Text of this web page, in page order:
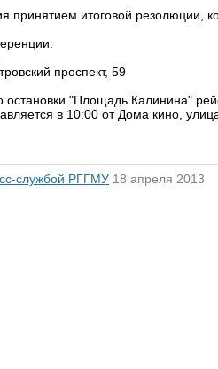
принятием итоговой резолюции,
проспект, 59
"Площадь Калинина"
в 10:00 от Дома кино,
службой РГГМУ 18 апреля 2013